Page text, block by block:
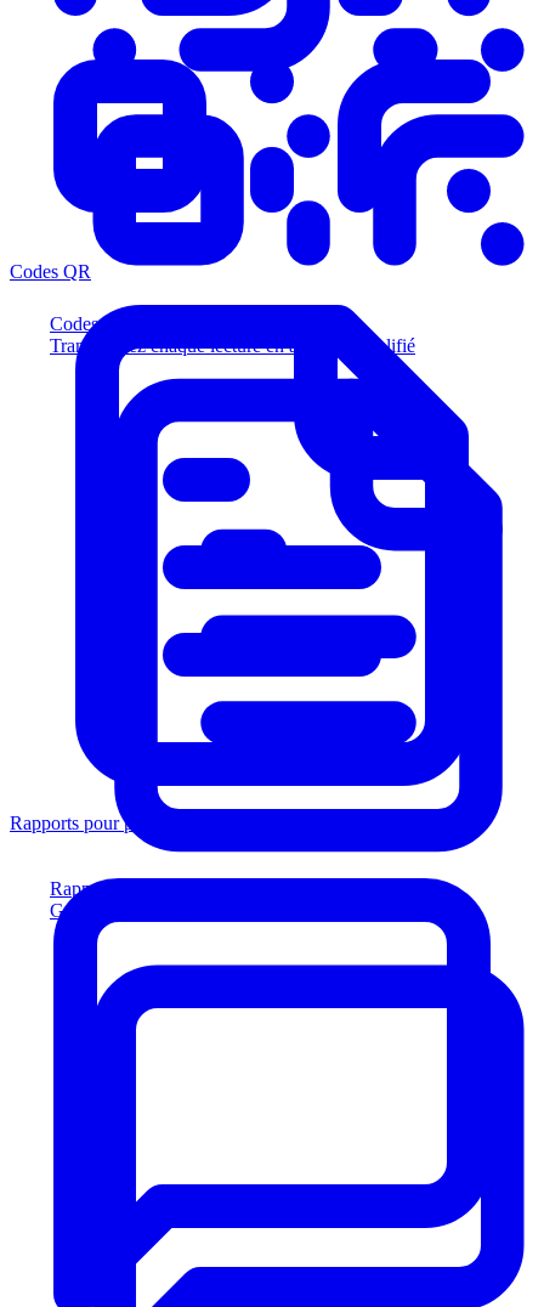
Codes QR
Transformez chaque lecture en acheteur qualifié
Rapports pour prêteurs
Générez des rapports conformes aux prêteurs
Codes QR
Rapports pour prêteurs